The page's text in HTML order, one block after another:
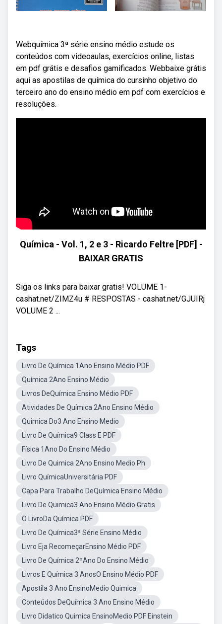
Webquímica 3ª série ensino médio estude os
conteúdos com videoaulas, exercícios online, listas
em pdf grátis e desafios gamificados. Webbaixe grátis
aqui as apostilas de química do cursinho objetivo do
terceiro ano do ensino médio em pdf com exercícios e
resoluções.
Química - Vol. 1, 2 e 3 - Ricardo Feltre [PDF] -
BAIXAR GRATIS
Siga os links para baixar gratis! VOLUME 1-
cashat.net/ZIMZ4u # RESPOSTAS - cashat.net/GJUIRj
VOLUME 2 ...
Tags
Livro De Química 1Ano Ensino Médio PDF
Química 2Ano Ensino Médio
Livros DeQuímica Ensino Médio PDF
Atividades De Química 2Ano Ensino Médio
Quimica Do3 Ano Ensino Medio
Livro De Química9 Class E PDF
Física 1Ano Do Ensino Médio
Livro De Quimica 2Ano Ensino Medio Ph
Livro QuímicaUniversitária PDF
Capa Para Trabalho DeQuímica Ensino Médio
Livro De Quimica3 Ano Ensino Médio Gratis
O LivroDa Química PDF
Livro De Química3ª Série Ensino Médio
Livro Eja RecomeçarEnsino Médio PDF
Livro De Química 2ºAno Do Ensino Médio
Livros E Química 3 AnosO Ensino Médio PDF
Apostila 3 Ano EnsinoMedio Quimica
Conteúdos DeQuímica 3 Ano Ensino Médio
Livro Didatico Quimica EnsinoMedio PDF Einstein